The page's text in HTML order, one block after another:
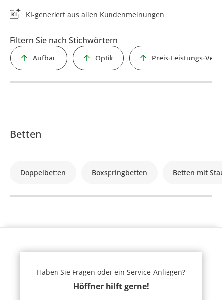
KI-generiert aus allen Kundenmeinungen
Filtern Sie nach Stichwörtern
Aufbau Optik Preis-Leistungs-
Betten
Doppelbetten Boxspringbetten Betten mit
Haben Sie Fragen oder ein Service-Anliegen?
Höffner hilft gerne!